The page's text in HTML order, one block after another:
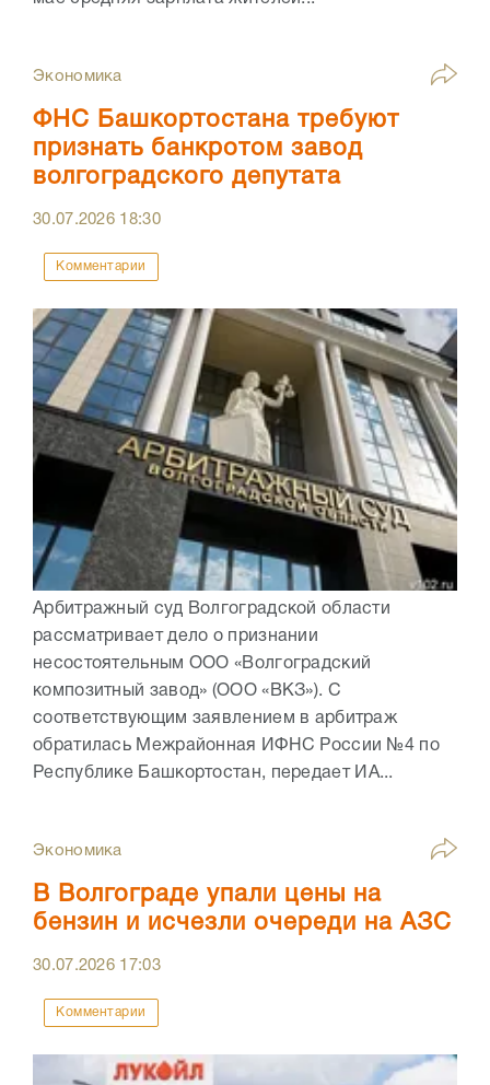
Экономика
ФНС Башкортостана требуют
признать банкротом завод
волгоградского депутата
30.07.2026 18:30
Комментарии
Арбитражный суд Волгоградской области
рассматривает дело о признании
несостоятельным ООО «Волгоградский
композитный завод» (ООО «ВКЗ»). С
соответствующим заявлением в арбитраж
обратилась Межрайонная ИФНС России №4 по
Республике Башкортостан, передает ИА...
Экономика
В Волгограде упали цены на
бензин и исчезли очереди на АЗС
30.07.2026 17:03
Комментарии